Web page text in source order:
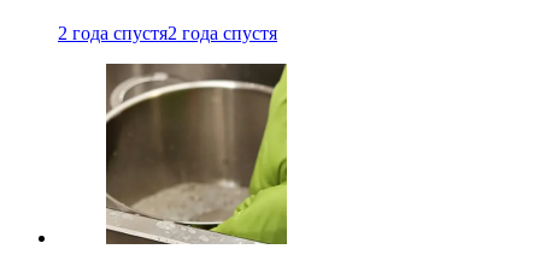
2 года спустя2 года спустя